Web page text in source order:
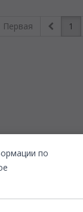
по
Первая 1